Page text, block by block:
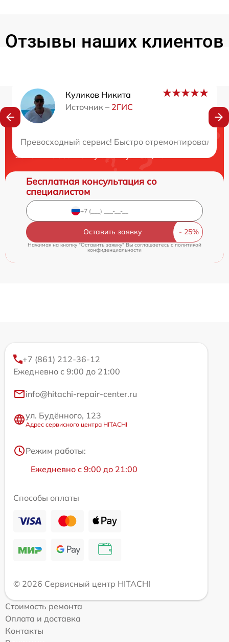
Отзывы наших клиентов
Куликов Никита
Источник – 2ГИС
Превосходный сервис! Быстро отремонтировали
Нужна консультация?
Закажите бесплатную консультацию
Бесплатная консультация со
специалистом
Оставить заявку
Нажимая на кнопку "Оставить заявку" Вы соглашаетесь cполитикой
конфиденциальности
+7 (861) 212-36-12
Ежедневно с 9:00 до 21:00
info@hitachi-repair-center.ru
ул. Будённого, 123
Адрес сервисного центра HITACHI
Режим работы:
Ежедневно с 9:00 до 21:00
Способы оплаты
© 2026 Сервисный центр HITACHI
Стоимость ремонта
Оплата и доставка
Контакты